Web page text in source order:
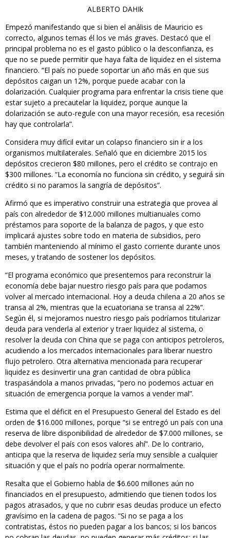
ALBERTO DAHIk
Empezó manifestando que si bien el análisis de Mauricio es
correcto, algunos temas él los ve más graves. Destacó que el
principal problema no es el gasto público o la desconfianza, es
que no se puede permitir que haya falta de liquidez en el sistema
financiero. “El país no puede soportar un año más en que sus
depósitos caigan un 12%, porque puede acabar con la
dolarización. Cualquier programa para enfrentar la crisis tiene que
estar sujeto a precautelar la liquidez, porque aunque la
dolarización se auto-regule con una mayor recesión, esa recesión
hay que controlarla”.
Considera muy difícil evitar un colapso financiero sin ir a los
organismos multilaterales. Señaló que en diciembre 2015 los
depósitos crecieron $80 millones, pero el crédito se contrajo en
$300 millones. “La economía no funciona sin crédito, y seguirá sin
crédito si no paramos la sangría de depósitos”.
Afirmó que es imperativo construir una estrategia que provea al
país con alrededor de $12.000 millones multianuales como
préstamos para soporte de la balanza de pagos, y que esto
implicará ajustes sobre todo en materia de subsidios, pero
también manteniendo al mínimo el gasto corriente durante unos
meses, y tratando de sostener los depósitos.
“El programa económico que presentemos para reconstruir la
economía debe bajar nuestro riesgo país para que podamos
volver al mercado internacional. Hoy a deuda chilena a 20 años se
transa al 2%, mientras que la ecuatoriana se transa al 22%”.
Según él, si mejoramos nuestro riesgo país podríamos titularizar
deuda para venderla al exterior y traer liquidez al sistema, o
resolver la deuda con China que se paga con anticipos petroleros,
acudiendo a los mercados internacionales para liberar nuestro
flujo petrolero. Otra alternativa mencionada para recuperar
liquidez es desinvertir una gran cantidad de obra pública
traspasándola a manos privadas, “pero no podemos actuar en
situación de emergencia porque la vamos a vender mal”.
Estima que el déficit en el Presupuesto General del Estado es del
orden de $16.000 millones, porque “si se entregó un país con una
reserva de libre disponibilidad de alrededor de $7.000 millones, se
debe devolver el país con esos valores ahí”. De lo contrario,
anticipa que la reserva de liquidez sería muy sensible a cualquier
situación y que el país no podría operar normalmente.
Resalta que el Gobierno habla de $6.600 millones aún no
financiados en el presupuesto, admitiendo que tienen todos los
pagos atrasados, y que no cubrir esas deudas produce un efecto
gravísimo en la cadena de pagos. “Si no se paga a los
contratistas, éstos no pueden pagar a los bancos; si los bancos